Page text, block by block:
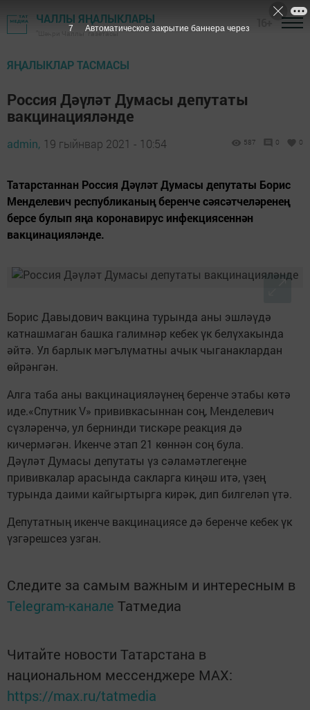
ЧАЛЛЫ ЯҢАЛЫКЛАРЫ
"Шәһри Чаллы" газетасы
ЯҢАЛЫКЛАР ТАСМАСЫ
Россия Дәүләт Думасы депутаты
вакцинацияләнде
admin, 19 гыйнвар 2021 - 10:54 587 0 0
Татарстаннан Россия Дәүләт Думасы депутаты Борис
Менделевич республиканың беренче сәясәтчеләренең
берсе булып яңа коронавирус инфекциясеннән
вакцинацияләнде.
Борис Давыдович вакцина турында аны эшләүдә
катнашмаган башка галимнәр кебек үк белүхакында
әйтә. Ул барлык мәгълүматны ачык чыганаклардан
өйрәнгән.
Алга таба аны вакцинацияләүнең беренче этабы көтә
иде.«Спутник V» прививкасыннан соң, Менделевич
сүзләренчә, ул бернинди тискәре реакция дә
кичермәгән. Икенче этап 21 көннән соң була.
Дәүләт Думасы депутаты үз сәламәтлегеңне
прививкалар арасында сакларга киңәш итә, үзең
турында даими кайгыртырга кирәк, дип билгеләп үтә.
Депутатның икенче вакцинациясе дә беренче кебек үк
үзгәрешсез узган.
Следите за самым важным и интересным в
Telegram-канале Татмедиа
Читайте новости Татарстана в
национальном мессенджере MАХ:
https://max.ru/tatmedia
6 Автоматическое закрытие баннера через